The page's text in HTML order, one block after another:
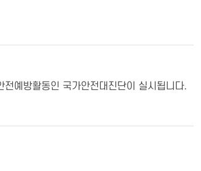
예방활동인 국가안전대진단이 실시됩니다.